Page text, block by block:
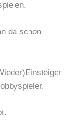
da schon